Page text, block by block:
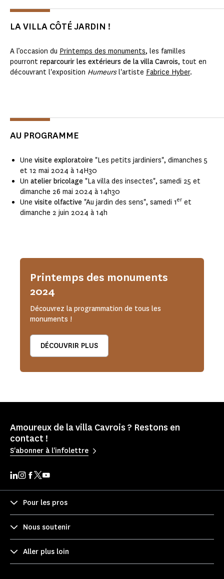
LA VILLA CÔTÉ JARDIN !
A l’occasion du Printemps des monuments, les familles
pourront reparcourir les extérieurs de la villa Cavrois, tout en
découvrant l'exposition Humeursl'artiste Fabrice Hyber.
AU PROGRAMME
Une visite exploratoire "Les petits jardiniers", dimanches 5
et 12 mai 2024 à 14H30
Un atelier bricolage "La villa des insectes", samedi 25 et
dimanche 26 mai 2024 à 14h30
Une visite olfactive "Au jardin des sens", samedi 1er et
dimanche 2 juin 2024 à 14h
Printemps des monuments
2024
Découvrez la programmation de tous les
monuments !
DÉCOUVRIR PLUS
Amoureux de la villa Cavrois ? Restons en
contact !
S'abonner à l'infolettre
Pour les pros
Nous soutenir
Aller plus loin